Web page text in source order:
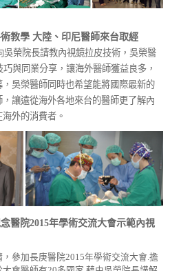
教學 大陸、印尼醫師來台取經
吳榮院長請教內視鏡拉皮技術，吳榮醫
與同業分享，讓海外醫師獲益良多，
吳榮醫師同時也希望能將國際最新的
讓遠從海外各地來台的醫師更了解內
外的消費者。
醫院2015年學術交流大會示範內視
參加長庚醫院2015年學術交流大會.擔